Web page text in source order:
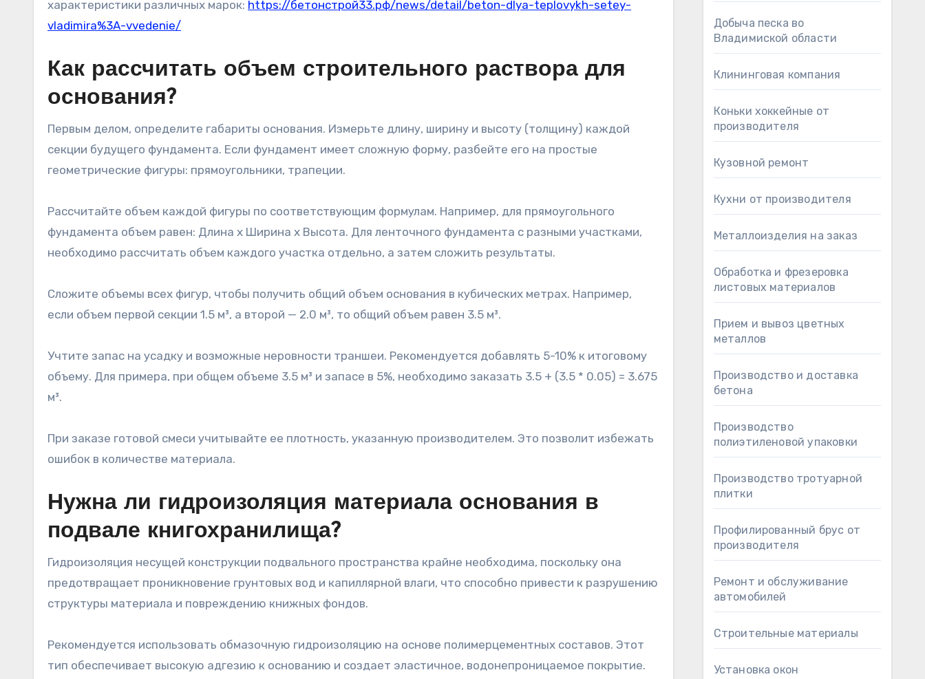
характеристики различных марок: https://бетонстрой33.рф/news/detail/beton-dlya-teplovykh-setey-
vladimira%3A-vvedenie/
Как рассчитать объем строительного раствора для
основания?
Первым делом, определите габариты основания. Измерьте длину, ширину и высоту (толщину) каждой
секции будущего фундамента. Если фундамент имеет сложную форму, разбейте его на простые
геометрические фигуры: прямоугольники, трапеции.
Рассчитайте объем каждой фигуры по соответствующим формулам. Например, для прямоугольного
фундамента объем равен: Длина x Ширина x Высота. Для ленточного фундамента с разными участками,
необходимо рассчитать объем каждого участка отдельно, а затем сложить результаты.
Сложите объемы всех фигур, чтобы получить общий объем основания в кубических метрах. Например,
если объем первой секции 1.5 м³, а второй — 2.0 м³, то общий объем равен 3.5 м³.
Учтите запас на усадку и возможные неровности траншеи. Рекомендуется добавлять 5-10% к итоговому
объему. Для примера, при общем объеме 3.5 м³ и запасе в 5%, необходимо заказать 3.5 + (3.5 * 0.05) = 3.675
м³.
При заказе готовой смеси учитывайте ее плотность, указанную производителем. Это позволит избежать
ошибок в количестве материала.
Нужна ли гидроизоляция материала основания в
подвале книгохранилища?
Гидроизоляция несущей конструкции подвального пространства крайне необходима, поскольку она
предотвращает проникновение грунтовых вод и капиллярной влаги, что способно привести к разрушению
структуры материала и повреждению книжных фондов.
Рекомендуется использовать обмазочную гидроизоляцию на основе полимерцементных составов. Этот
тип обеспечивает высокую адгезию к основанию и создает эластичное, водонепроницаемое покрытие.
Добыча песка во
Владимиской области
Клининговая компания
Коньки хоккейные от
производителя
Кузовной ремонт
Кухни от производителя
Металлоизделия на заказ
Обработка и фрезеровка
листовых материалов
Прием и вывоз цветных
металлов
Производство и доставка
бетона
Производство
полиэтиленовой упаковки
Производство тротуарной
плитки
Профилированный брус от
производителя
Ремонт и обслуживание
автомобилей
Строительные материалы
Установка окон